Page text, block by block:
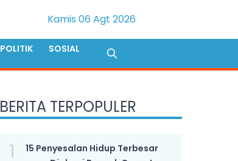
Kamis 06 Agt 2026
POLITIK SOSIAL
BERITA TERPOPULER
1
15 Penyesalan Hidup Terbesar